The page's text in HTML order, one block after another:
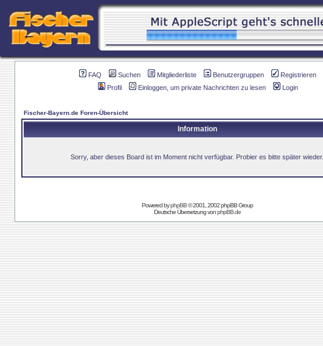
FAQ Suchen Mitgliederliste Benutzergruppen
Registrieren
Profil
Einloggen, um private Nachrichten zu lesen Login
Fischer-Bayern.de Foren-Übersicht
Information
Sorry, aber dieses Board ist im Moment nicht verfügbar. Probier es bitte später wieder.
Powered byphpBB© 2001, 2002 phpBB Group
Deutsche Übersetzung vonphpBB.de